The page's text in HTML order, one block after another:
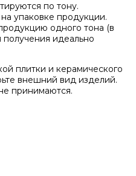
по тону.
упаковке продукции.
одного тона (в
получения идеально
плитки и керамического
внешний вид изделий.
принимаются.